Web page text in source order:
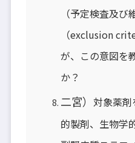
（予定検査及
（exclusion
が、この意図を
か？
二宮）対象薬剤
的製剤、生物学